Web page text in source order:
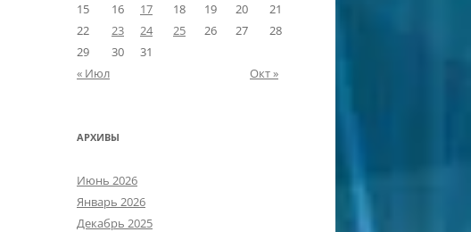
15
16 17 18 19 20
21
22
23 24 25 26 27
28
29
30
31
« Июл
Окт »
АРХИВЫ
Июнь 2026
Январь 2026
Декабрь 2025